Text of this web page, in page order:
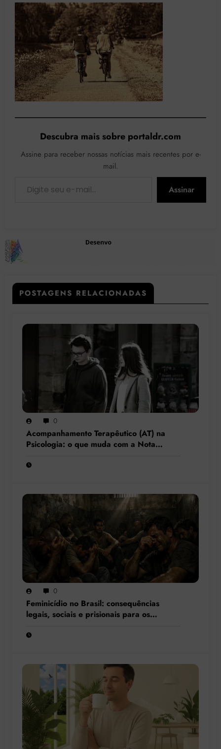
Descubra mais sobre portaldr.com
Assine para receber nossas notícias mais recentes por e-
mail.
Assinar
POSTAGENS RELACIONADAS
0
Acompanhamento Terapêutico (AT) na
Psicologia: o que muda com a Nota
0
Feminicídio no Brasil: consequências
legais, sociais e prisionais para os